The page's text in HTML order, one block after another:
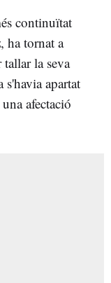
continuïtat
, ha tornat a
la seva
s'havia apartat
afectació